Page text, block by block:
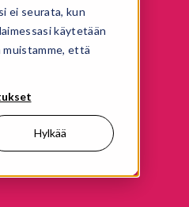
ei seurata, kun
käytetään
että
Hylkää